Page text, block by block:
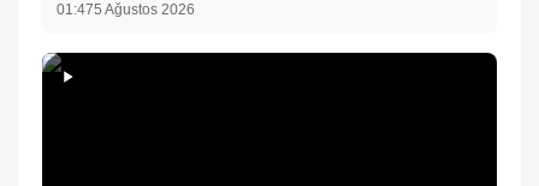
01:475 Ağustos 2026